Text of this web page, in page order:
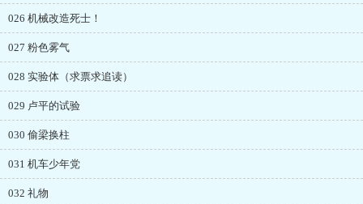
026 机械改造死士！
027 粉色雾气
028 实验体（求票求追读）
029 卢平的试验
030 偷梁换柱
031 机车少年党
032 礼物